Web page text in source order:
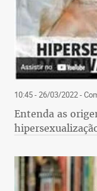
10:45 - 26/03/2022-
Entenda as